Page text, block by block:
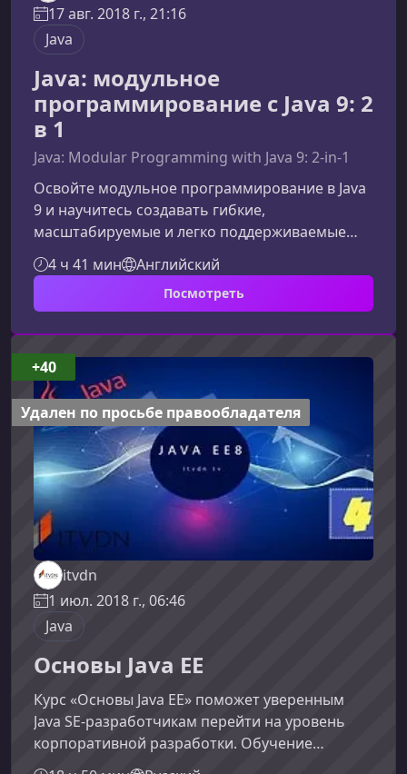
17 авг. 2018 г., 21:16
Java
Java: модульное
программирование с Java 9: 2
в 1
Java: Modular Programming with Java 9: 2-in-1
Освойте модульное программирование в Java
9 и научитесь создавать гибкие,
масштабируемые и легко поддерживаемые
приложения. Курс раскрывает ключевые
преимущества модулей, снижает сложность
разработки и помогает эффективно управлять
проектах.Зачем нужна модульность в Java
9Оптимизация работы на небольших
устройствах. С появлением инструмента Jlink
разработчики могут формировать
собственные минимальные JDK-сборки, в
4 ч 41 мин Английский
Посмотреть
itvdn
1 июл. 2018 г., 06:46
Java
Основы Java EE
Курс «Основы Java EE» поможет уверенным
Java SE‑разработчикам перейти на уровень
корпоративной разработки. Обучение
сфокусировано на ключевых спецификациях,
+40
Удален по просьбе правообладателя